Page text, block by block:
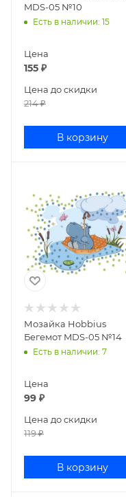
MDS-05 №10
Есть в наличии: 15
Цена
155 ₽
Цена до скидки
214₽
В корзину
Мозайка Hobbius
Бегемот MDS-05 №14
Есть в наличии: 7
Цена
99 ₽
Цена до скидки
119₽
В корзину